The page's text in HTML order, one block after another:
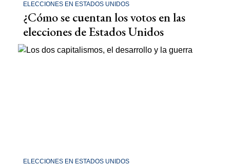
ELECCIONES EN ESTADOS UNIDOS
¿Cómo se cuentan los votos en las
elecciones de Estados Unidos
ELECCIONES EN ESTADOS UNIDOS